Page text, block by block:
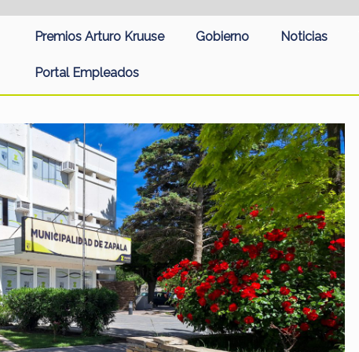
Premios Arturo Kruuse Gobierno Noticias
Portal Empleados